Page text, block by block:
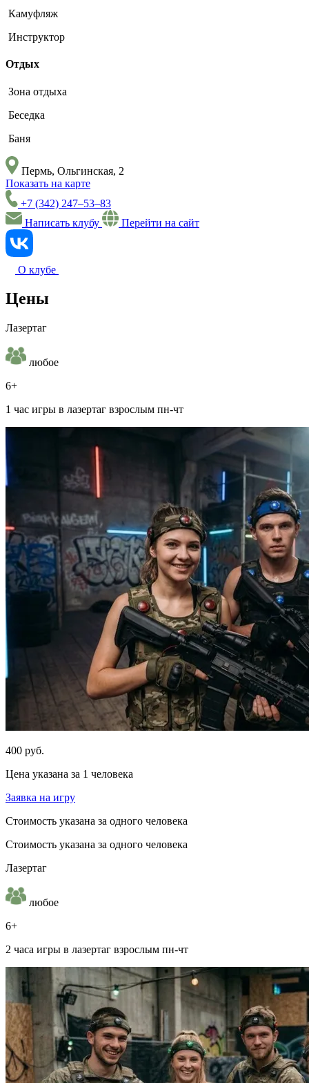
Камуфляж
Инструктор
Отдых
Зона отдыха
Беседка
Баня
Пермь, Ольгинская, 2
Показать на карте
+7 (342) 247–53–83
Написать клубу
Перейти на сайт
О клубе
Цены
Лазертаг
любое
6+
1 час игры в лазертаг взрослым пн-чт
400 руб.
Цена указана за 1 человека
Заявка на игру
Стоимость указана за одного человека
Стоимость указана за одного человека
Лазертаг
любое
6+
2 часа игры в лазертаг взрослым пн-чт